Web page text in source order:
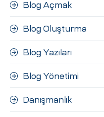
Blog Açmak
Blog Oluşturma
Blog Yazıları
Blog Yönetimi
Danışmanlık